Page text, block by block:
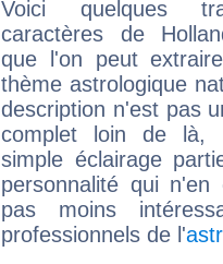
Voici quelques
caractères de
que l'on peut
thème astrologique
description n'est pas
complet loin de là,
simple éclairage
personnalité qui n'en
pas moins
professionnels de l'